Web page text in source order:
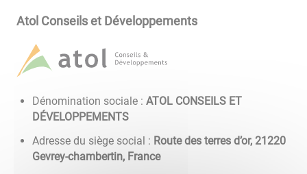
Atol Conseils et Développements
Dénomination sociale :ATOL CONSEILS ET
DÉVELOPPEMENTS
Adresse du siège social : Route des terres d’or, 21220
Gevrey-chambertin, France